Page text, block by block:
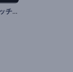
「スウィフト・グリッチ」ロゴ